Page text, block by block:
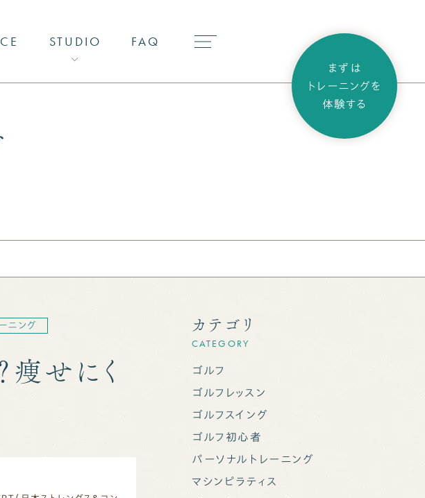
STUDIO FAQ
まずは
トレーニングを
体験する
ニング
痩せにく
カテゴリ
CATEGORY
ゴルフ
ゴルフレッスン
ゴルフスイング
ゴルフ初心者
パーソナルトレーニング
マシンピラティス